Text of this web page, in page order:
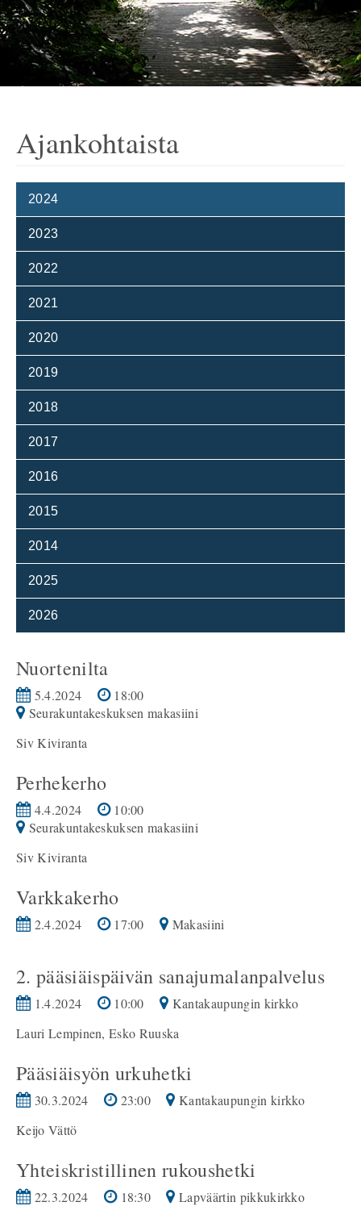
Ajankohtaista
2024
2023
2022
2021
2020
2019
2018
2017
2016
2015
2014
2025
2026
Nuortenilta
5.4.2024
18:00
Seurakuntakeskuksen makasiini
Siv Kiviranta
Perhekerho
4.4.2024
10:00
Seurakuntakeskuksen makasiini
Siv Kiviranta
Varkkakerho
2.4.2024 17:00 Makasiini
2. pääsiäispäivän sanajumalanpalvelus
1.4.2024 10:00
Kantakaupungin kirkko
Lauri Lempinen, Esko Ruuska
Pääsiäisyön urkuhetki
30.3.2024 23:00
Kantakaupungin kirkko
Keijo Vättö
Yhteiskristillinen rukoushetki
22.3.2024 18:30 Lapväärtin pikkukirkko